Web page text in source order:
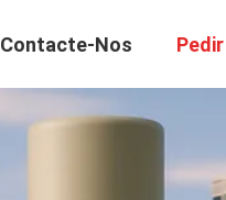
Contacte-Nos